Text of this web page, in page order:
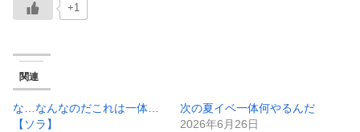
+1
関連
な…なんなのだこれは一体…
【ソラ】
次の夏イベ一体何やるんだ
2026年6月26日